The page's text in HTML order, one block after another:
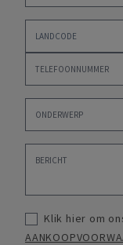
Klik hier om